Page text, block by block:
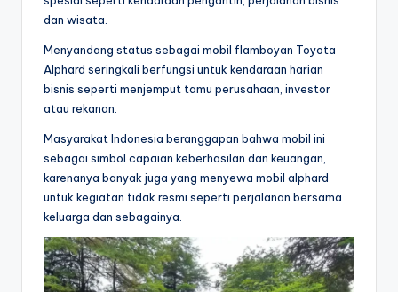
dan wisata.
Menyandang status sebagai mobil flamboyan Toyota
Alphard seringkali berfungsi untuk kendaraan harian
bisnis seperti menjemput tamu perusahaan, investor
atau rekanan.
Masyarakat Indonesia beranggapan bahwa mobil ini
sebagai simbol capaian keberhasilan dan keuangan,
karenanya banyak juga yang menyewa mobil alphard
untuk kegiatan tidak resmi seperti perjalanan bersama
keluarga dan sebagainya.